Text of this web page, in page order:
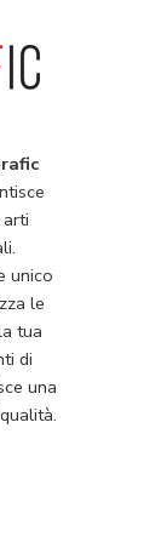
unico
le
tua
di
una